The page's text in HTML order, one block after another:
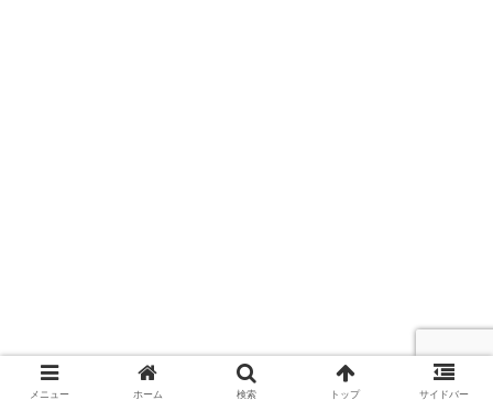
メニュー ホーム 検索 トップ サイドバー